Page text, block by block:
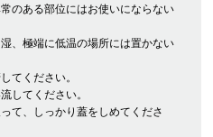
のある部位にはお使いにならない
、極端に低温の場所には置かない
てください。
してください。
て、しっかり蓋をしめてくださ